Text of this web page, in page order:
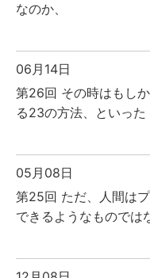
なのか、
06月14日
第26回 その時はもし
る23の方法、といった
05月08日
第25回 ただ、人間は
できるようなものでは